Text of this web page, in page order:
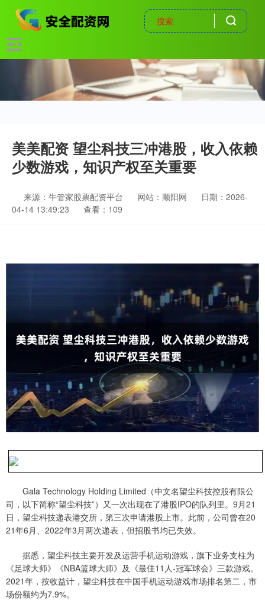
美美配资 望尘科技三冲港股，收入依赖
少数游戏，知识产权至关重要
来源：牛管家股票配资平台 网站：顺阳网
日期：2026-
04-14 13:49:23
查看：109
Gala Technology Holding Limited（中文名望尘科技控股有限公
司，以下简称“望尘科技”）又一次出现在了港股IPO的队列里。9月21
日，望尘科技递表港交所，第三次申请港股上市。此前，公司曾在20
21年6月、2022年3月两次递表，但招股书均已失效。
据悉，望尘科技主要开发及运营手机运动游戏，旗下业务支柱为
《足球大师》《NBA篮球大师》及《最佳11人-冠军球会》三款游戏。
2021年，按收益计，望尘科技在中国手机运动游戏市场排名第二，市
场份额约为7.9%。